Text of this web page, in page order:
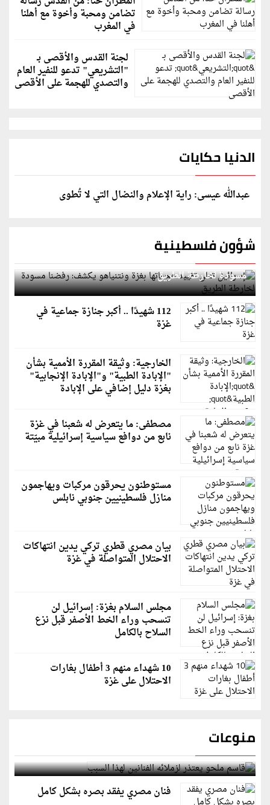
تضامن ومحبة وأخوة مع أهلنا
في المغرب
لجنة القدس والأقصى بـ
"التشريعي" تدعو للنفير العام
والتصدي للهجمة على الأقصى
الدنيا حكايات
عبدالله عيسى: راية الإعلام والنضال التي لا تُطوى
شؤون فلسطينية
إسرائيل تعلن تقييد هجماتها بغزة ونتنياهو يكشف: رفضنا
مسودة لخارطة الطريق
112 شهيدًا .. أكبر جنازة جماعية في
غزة
الخارجية: وثيقة المقررة الأممية بشأن
"الإبادة الطبية" و"الإبادة الإنجابية"
بغزة دليل إضافي على الإبادة
مصطفى: ما يتعرض له شعبنا في غزة
نابع من دوافع سياسية إسرائيلية مبيّتة
مستوطنون يحرقون مركبات ويهاجمون
منازل فلسطينيين جنوبي نابلس
بيان مصري قطري تركي يدين انتهاكات
الاحتلال المتواصلة في غزة
مجلس السلام بغزة: إسرائيل لن
تنسحب وراء الخط الأصفر قبل نزع
السلاح بالكامل
10 شهداء منهم 3 أطفال بغارات
الاحتلال على غزة
منوعات
قاسم ملحو يعتذر لزملائه الفنانين لهذا السبب
فنان مصري يفقد بصره بشكل كامل